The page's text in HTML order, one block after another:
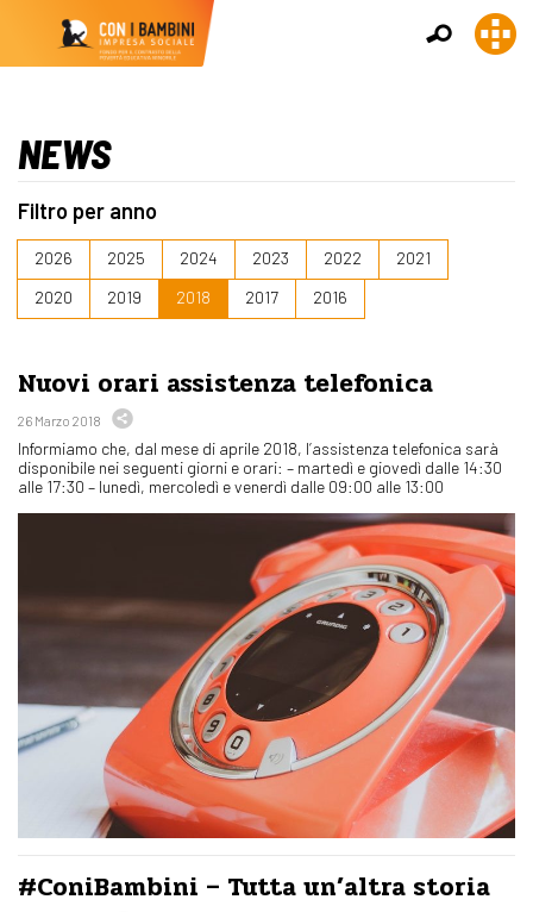
NEWS
Filtro per anno
2026 2025 2024 2023 2022
2021
2020
2019 2018 2017 2016
Nuovi orari assistenza telefonica
26 Marzo 2018
Informiamo che, dal mese di aprile 2018, l’assistenza telefonica sarà
disponibile nei seguenti giorni e orari: – martedì e giovedì dalle 14:30
alle 17:30 – lunedì, mercoledì e venerdì dalle 09:00 alle 13:00
#ConiBambini – Tutta un’altra storia